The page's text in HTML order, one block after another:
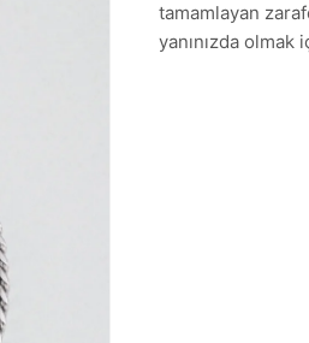
tamamlayan
yanınızda olmak